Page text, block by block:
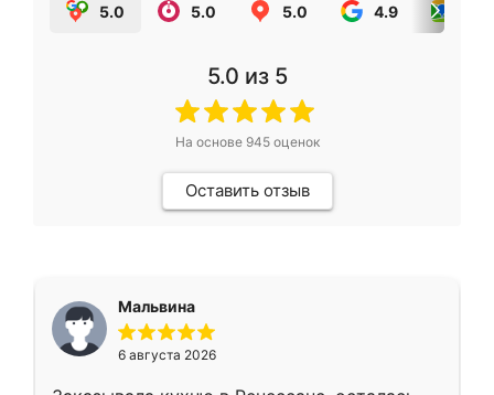
5.0 5.0 5.0 4.9
5.0 из 5
На основе 945оценок
Оставить отзыв
Мальвина
6 августа 2026